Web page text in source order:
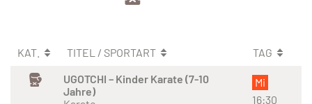
KAT. TITEL / SPORTART
TAG
UGOTCHI – Kinder Karate (7-10
Jahre)
Mi
16:30